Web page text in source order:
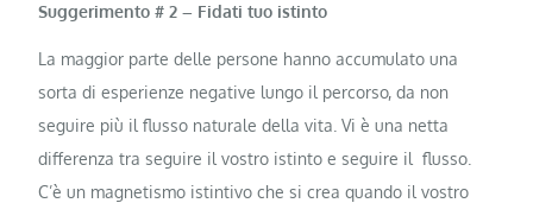
Suggerimento # 2 – Fidati tuo istinto
La maggior parte delle persone hanno accumulato una
sorta di esperienze negative lungo il percorso, da non
seguire più il flusso naturale della vita. Vi è una netta
differenza tra seguire il vostro istinto e seguire il flusso.
C’è un magnetismo istintivo che si crea quando il vostro